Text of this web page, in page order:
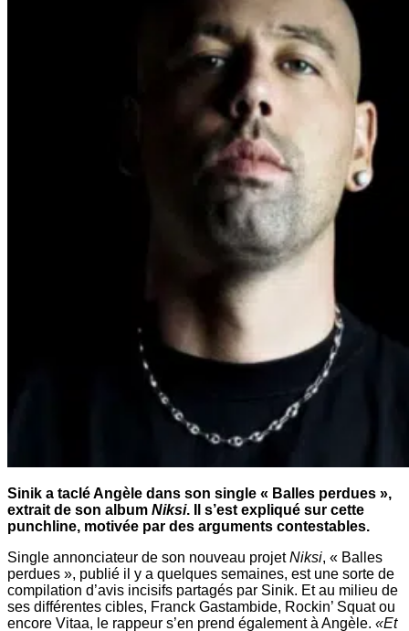
Sinik a taclé Angèle dans son single « Balles perdues »,
extrait de son album Niksi. Il s’est expliqué sur cette
punchline, motivée par des arguments contestables.
Single annonciateur de son nouveau projetNiksi, « Balles
perdues », publié il y a quelques semaines, est une sorte de
compilation d’avis incisifs partagés par Sinik. Et au milieu de
ses différentes cibles, Franck Gastambide, Rockin’ Squat ou
encore Vitaa, le rappeur s’en prend également à Angèle. «Et